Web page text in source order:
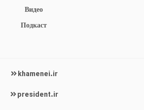
Видео
Подкаст
khamenei.ir
president.ir